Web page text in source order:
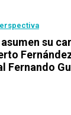
su
Fernando